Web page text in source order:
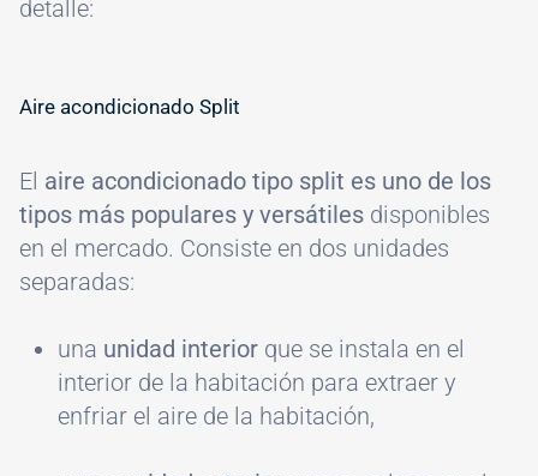
detalle:
Aire acondicionado Split
El aire acondicionado tipo split es uno de los
tipos más populares y versátiles disponibles
en el mercado. Consiste en dos unidades
separadas:
una unidad interior que se instala en el
interior de la habitación para extraer y
enfriar el aire de la habitación,